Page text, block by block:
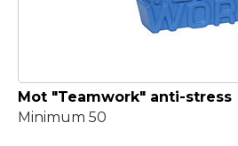
Mot "Teamwork" anti-stress
Minimum 50